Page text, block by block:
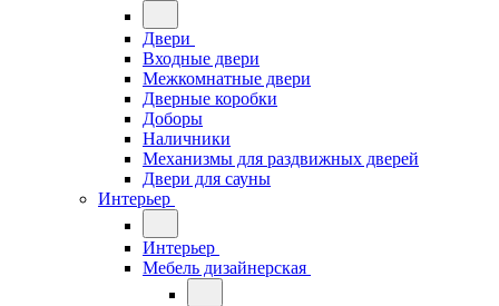
Двери
Входные двери
Межкомнатные двери
Дверные коробки
Доборы
Наличники
Механизмы для раздвижных дверей
Двери для сауны
Интерьер
Интерьер
Мебель дизайнерская